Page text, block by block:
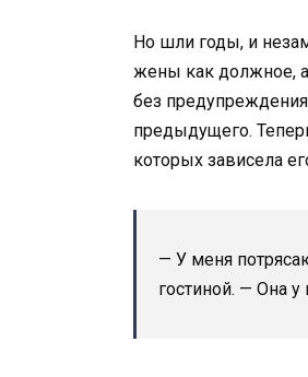
Но шли годы, и
жены как должное, а
без
предыдущего.
которых зависела
— У меня
гостиной. — Она